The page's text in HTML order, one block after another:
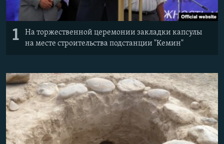
1
На торжественной церемонии закладки капсулы
на месте строительства подстанции "Кемин"